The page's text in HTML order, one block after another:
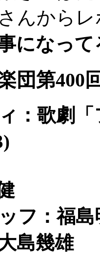
んから
になっ
団第400
：歌劇
フ：福島
島幾雄